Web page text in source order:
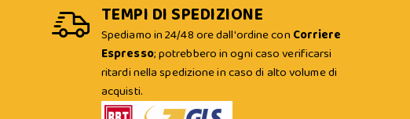
TEMPI DI SPEDIZIONE
Spediamo in 24/48 ore dall'ordine con Corriere
Espresso; potrebbero in ogni caso verificarsi
ritardi nella spedizione in caso di alto volume di
acquisti.